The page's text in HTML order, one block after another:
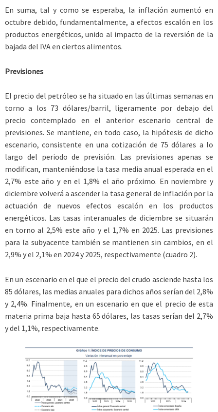
En suma, tal y como se esperaba, la inflación aumentó en
octubre debido, fundamentalmente, a efectos escalón en los
productos energéticos, unido al impacto de la reversión de la
bajada del IVA en ciertos alimentos.
Previsiones
El precio del petróleo se ha situado en las últimas semanas en
torno a los 73 dólares/barril, ligeramente por debajo del
precio contemplado en el anterior escenario central de
previsiones. Se mantiene, en todo caso, la hipótesis de dicho
escenario, consistente en una cotización de 75 dólares a lo
largo del periodo de previsión. Las previsiones apenas se
modifican, manteniéndose la tasa media anual esperada en el
2,7% este año y en el 1,8% el año próximo. En noviembre y
diciembre volverá a ascender la tasa general de inflación por la
actuación de nuevos efectos escalón en los productos
energéticos. Las tasas interanuales de diciembre se situarán
en torno al 2,5% este año y el 1,7% en 2025. Las previsiones
para la subyacente también se mantienen sin cambios, en el
2,9% y el 2,1% en 2024 y 2025, respectivamente (cuadro 2).
En un escenario en el que el precio del crudo asciende hasta los
85 dólares, las medias anuales para dichos años serían del 2,8%
y 2,4%. Finalmente, en un escenario en que el precio de esta
materia prima baja hasta 65 dólares, las tasas serían del 2,7%
y del 1,1%, respectivamente.